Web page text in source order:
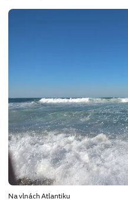
Na vlnách Atlantiku